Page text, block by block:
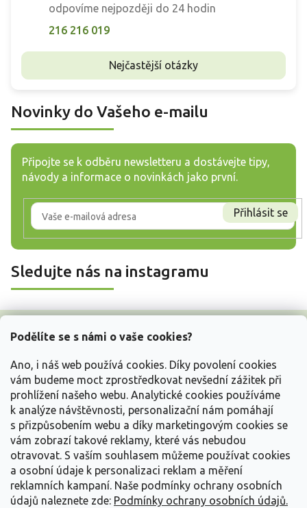
Podělíte se s námi o vaše cookies?
Ano, i náš web používá cookies. Díky povolení cookies
vám budeme moct zprostředkovat nevšední zážitek při
prohlížení našeho webu. Analytické cookies používáme
k analýze návštěvnosti, personalizační nám pomáhají
s přizpůsobením webu a díky marketingovým cookies se
vám zobrazí takové reklamy, které vás nebudou
otravovat. S vaším souhlasem můžeme používat cookies
a osobní údaje k personalizaci reklam a měření
reklamních kampaní. Naše podmínky ochrany osobních
údajů naleznete zde: Podmínky ochrany osobních údajů.
odpovíme nejpozději do 24 hodin
216 216 019
Nejčastější otázky
Novinky do Vašeho e-mailu
Připojte se k odběru newsletteru a dostávejte tipy,
návody a informace o novinkách jako první.
Přihlásit se
Sledujte nás na instagramu
Z
Vše o nákupu
Informace pro Vás
Kontakujte nás